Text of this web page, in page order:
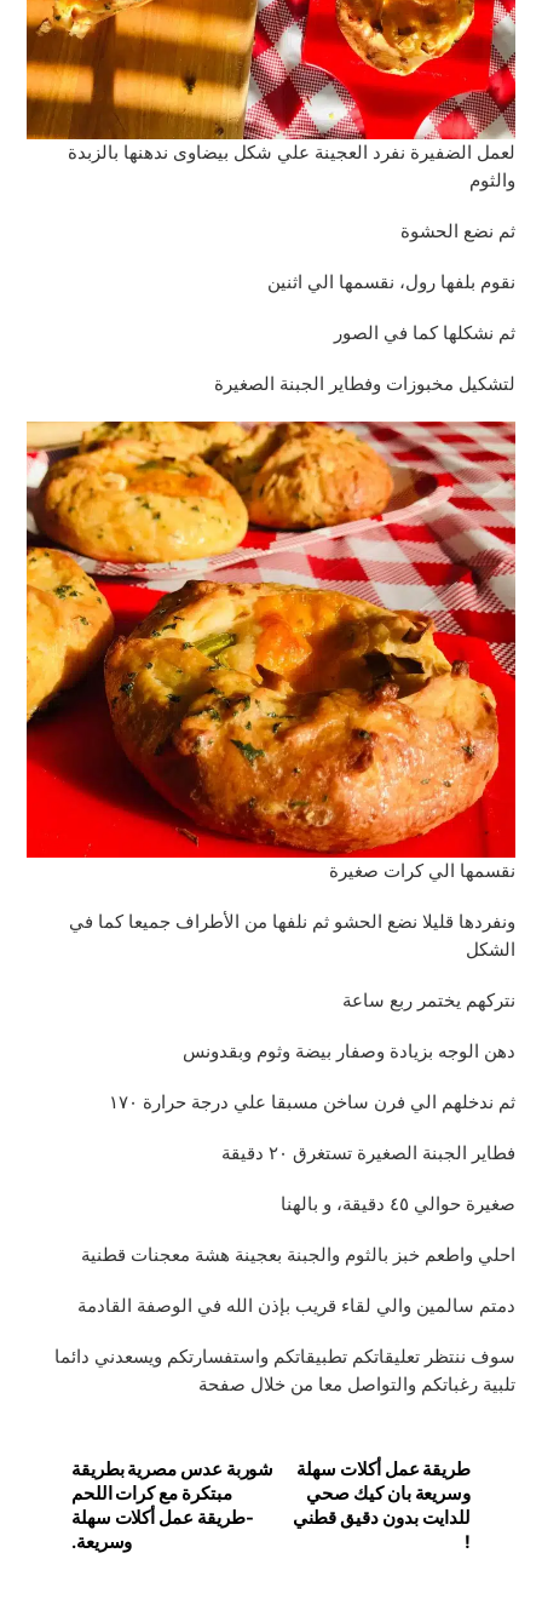
لعمل الضفيرة نفرد العجينة علي شكل بيضاوى ندهنها بالزبدة
والثوم
ثم نضع الحشوة
نقوم بلفها رول، نقسمها الي اثنين
ثم نشكلها كما في الصور
لتشكيل مخبوزات وفطاير الجبنة الصغيرة
نقسمها الي كرات صغيرة
ونفردها قليلا نضع الحشو ثم نلفها من الأطراف جميعا كما في
الشكل
نتركهم يختمر ربع ساعة
دهن الوجه بزيادة وصفار بيضة وثوم وبقدونس
ثم ندخلهم الي فرن ساخن مسبقا علي درجة حرارة ١٧٠
فطاير الجبنة الصغيرة تستغرق ٢٠ دقيقة
صغيرة حوالي ٤٥ دقيقة، و بالهنا
احلي واطعم خبز بالثوم والجبنة بعجينة هشة معجنات قطنية
دمتم سالمين والي لقاء قريب بإذن الله في الوصفة القادمة
سوف ننتظر تعليقاتكم تطبيقاتكم واستفسارتكم ويسعدني دائما
تلبية رغباتكم والتواصل معا من خلال صفحة
طريقة عمل أكلات سهلة
وسريعة بان كيك صحي
للدايت بدون دقيق قطني
!
شوربة عدس مصرية بطريقة
مبتكرة مع كرات اللحم
-طريقة عمل أكلات سهلة
وسريعة.